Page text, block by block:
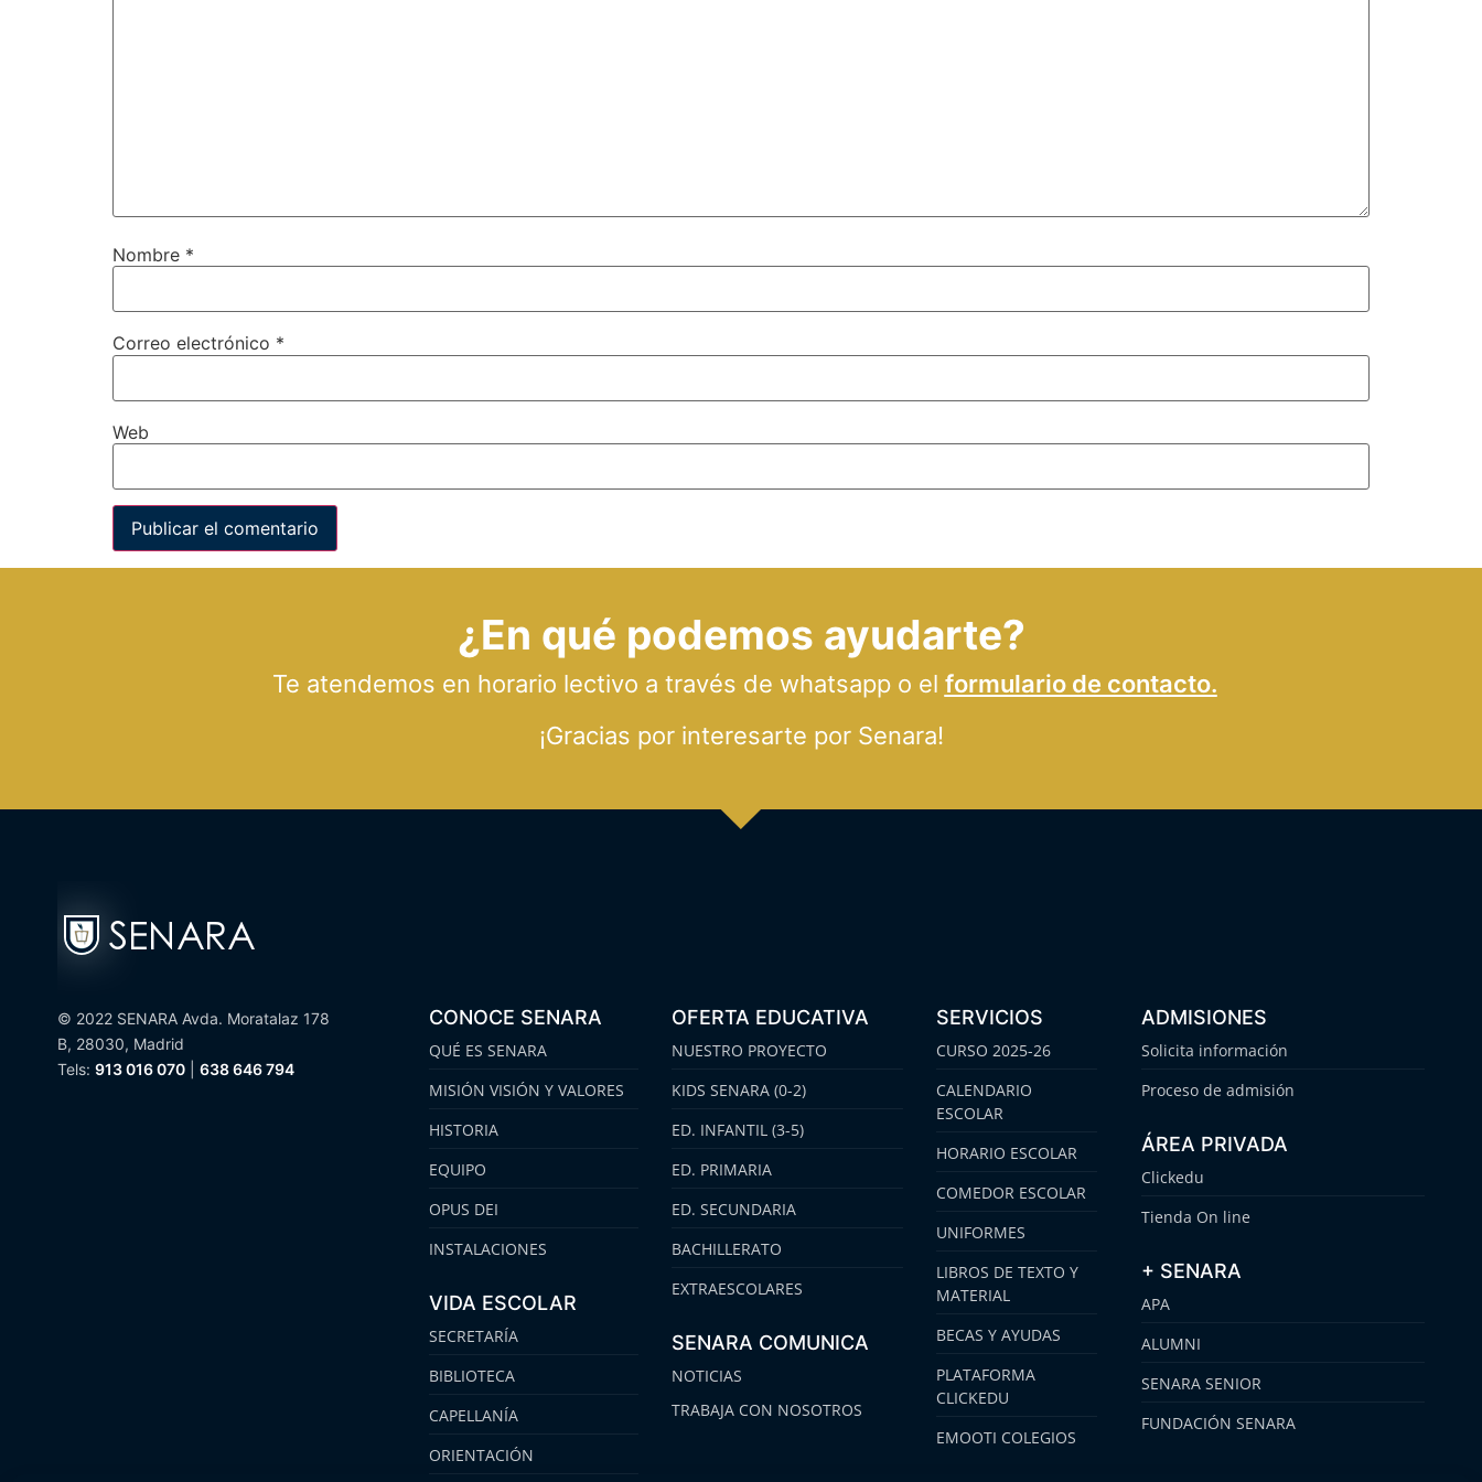
Nombre *
Correo electrónico *
Web
¿En qué podemos ayudarte?
Te atendemos en horario lectivo a través de whatsapp o el formulario de contacto.
¡Gracias por interesarte por Senara!
© 2022 SENARA Avda. Moratalaz 178
B, 28030, Madrid
Tels: 913 016 070 638 646 794
CONOCE SENARA
QUÉ ES SENARA
MISIÓN VISIÓN Y VALORES
HISTORIA
EQUIPO
OPUS DEI
INSTALACIONES
VIDA ESCOLAR
SECRETARÍA
BIBLIOTECA
CAPELLANÍA
ORIENTACIÓN
OFERTA EDUCATIVA
NUESTRO PROYECTO
KIDS SENARA (0-2)
ED. INFANTIL (3-5)
ED. PRIMARIA
ED. SECUNDARIA
BACHILLERATO
EXTRAESCOLARES
SENARA COMUNICA
NOTICIAS
TRABAJA CON NOSOTROS
SERVICIOS
CURSO 2025-26
CALENDARIO
ESCOLAR
HORARIO ESCOLAR
COMEDOR ESCOLAR
UNIFORMES
LIBROS DE TEXTO Y
MATERIAL
BECAS Y AYUDAS
PLATAFORMA
CLICKEDU
EMOOTI COLEGIOS
ADMISIONES
Solicita información
Proceso de admisión
ÁREA PRIVADA
Clickedu
Tienda On line
+ SENARA
APA
ALUMNI
SENARA SENIOR
FUNDACIÓN SENARA